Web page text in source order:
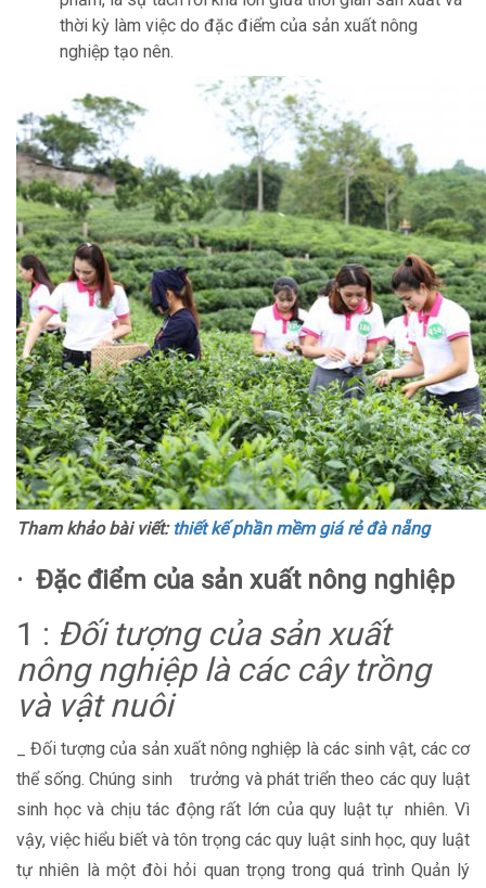
thời kỳ làm việc do đặc điểm của sản xuất nông
nghiệp tạo nên.
Tham khảo bài viết: thiết kế phần mềm giá rẻ đà nẵng
· Đặc điểm của sản xuất nông nghiệp
1 : Đối tượng của sản xuất
nông nghiệp là các cây trồng
và vật nuôi
_ Đối tượng của sản xuất nông nghiệp là các sinh vật, các cơ
thể sống. Chúng sinh trưởng và phát triển theo các quy luật
sinh học và chịu tác động rất lớn của quy luật tự nhiên. Vì
vậy, việc hiểu biết và tôn trọng các quy luật sinh học, quy luật
tự nhiên là một đòi hỏi quan trọng trong quá trình Quản lý